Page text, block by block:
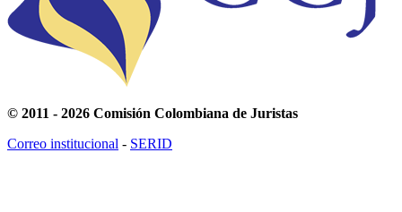
© 2011 - 2026 Comisión Colombiana de Juristas
Correo institucional - SERID